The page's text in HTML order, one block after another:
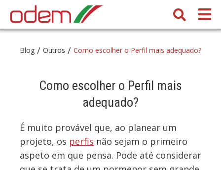
Blog / Outros / Como escolher o Perfil mais adequado?
Como escolher o Perfil mais
adequado?
É muito provável que, ao planear um
projeto, os perfis não sejam o primeiro
aspeto em que pensa. Pode até considerar